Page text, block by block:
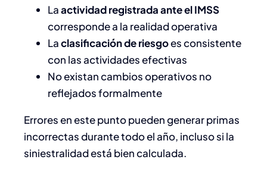
Laactividad registrada ante el IMSS
corresponde a la realidad operativa
Laclasificación de riesgoes consistente
con las actividades efectivas
No existan cambios operativos no
reflejados formalmente
Errores en este punto pueden generar primas
incorrectas durante todo el año, incluso si la
siniestralidad está bien calculada.